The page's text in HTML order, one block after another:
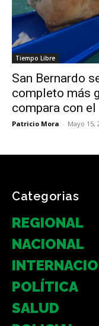
Tiempo Libre
San Bernardo
completo más
compara con
Patricio Mora - Mayo 15,
Categorias
REGIONAL
NACIONAL
POLÍTICA
SALUD